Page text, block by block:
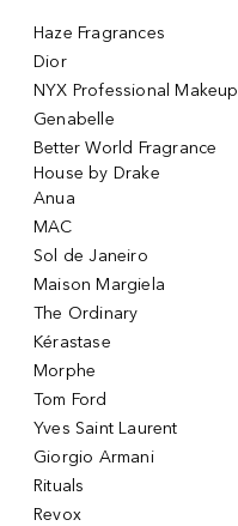
Haze Fragrances
Dior
NYX Professional Makeup
Genabelle
Better World Fragrance
House by Drake
Anua
MAC
Sol de Janeiro
Maison Margiela
The Ordinary
Kérastase
Morphe
Tom Ford
Yves Saint Laurent
Giorgio Armani
Rituals
Revox